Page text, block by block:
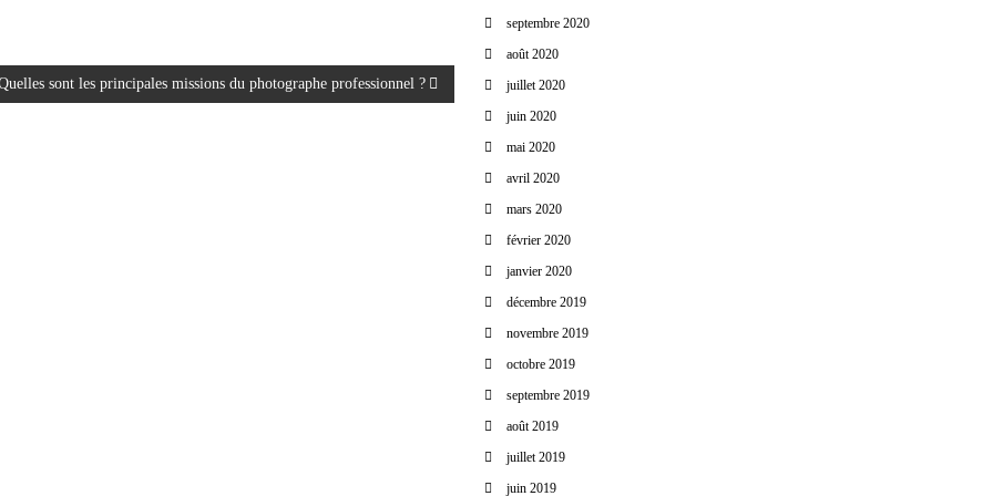
sont les principales missions du photographe professionnel ?
septembre 2020
août 2020
juillet 2020
juin 2020
mai 2020
avril 2020
mars 2020
février 2020
janvier 2020
décembre 2019
novembre 2019
octobre 2019
septembre 2019
août 2019
juillet 2019
juin 2019